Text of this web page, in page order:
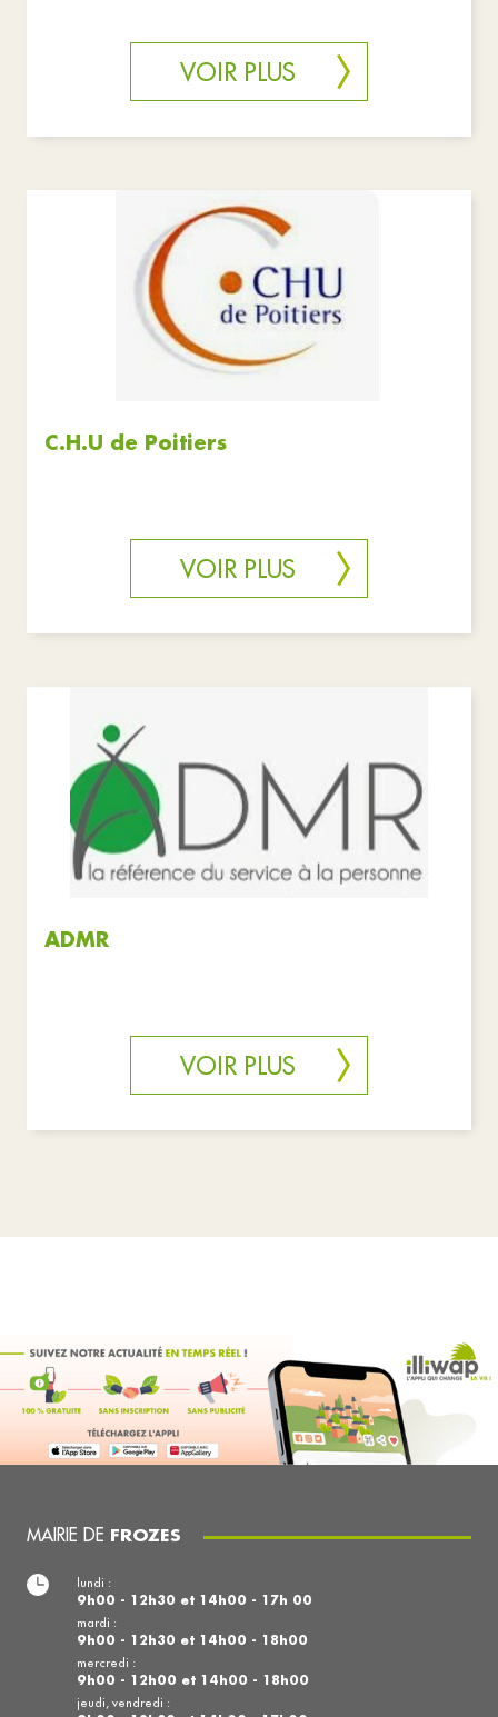
VOIR PLUS
C.H.U de Poitiers
VOIR PLUS
ADMR
VOIR PLUS
MAIRIE DE FROZES
lundi :
9h00 - 12h30 et 14h00 - 17h 00
mardi :
9h00 - 12h30 et 14h00 - 18h00
mercredi :
9h00 - 12h00 et 14h00 - 18h00
jeudi, vendredi :